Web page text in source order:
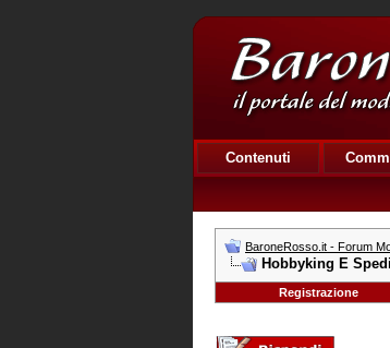
Contenuti
BaroneRosso.it - Forum
Hobbyking E
Registrazione